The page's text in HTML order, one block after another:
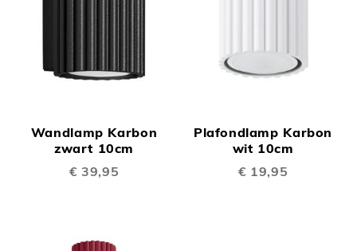
Wandlamp Karbon
zwart 10cm
€ 39,95
Plafondlamp Karbon
wit 10cm
€ 19,95